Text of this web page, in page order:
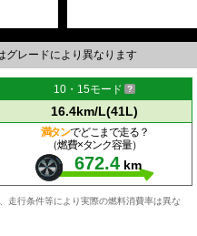
グレードにより異なります
10・15モード
16.4km/L(41L)
満タンでどこまで走る？
（燃費×タンク容量）
672.4 km
走行条件等により実際の燃料消費率は異な